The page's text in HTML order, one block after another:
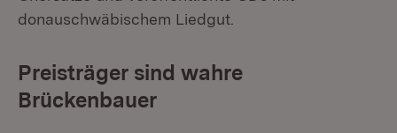
donauschwäbischem Liedgut.
Preisträger sind wahre
Brückenbauer